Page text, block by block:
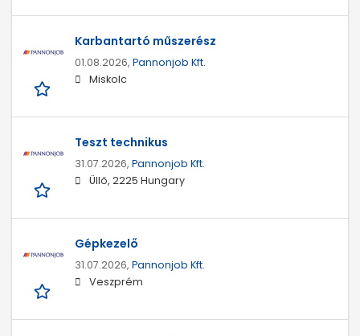
Karbantartó műszerész
01.08.2026, Pannonjob Kft.
Miskolc
Teszt technikus
31.07.2026, Pannonjob Kft.
Üllő, 2225 Hungary
Gépkezelő
31.07.2026, Pannonjob Kft.
Veszprém